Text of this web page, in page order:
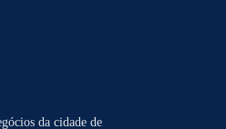
da cidade de